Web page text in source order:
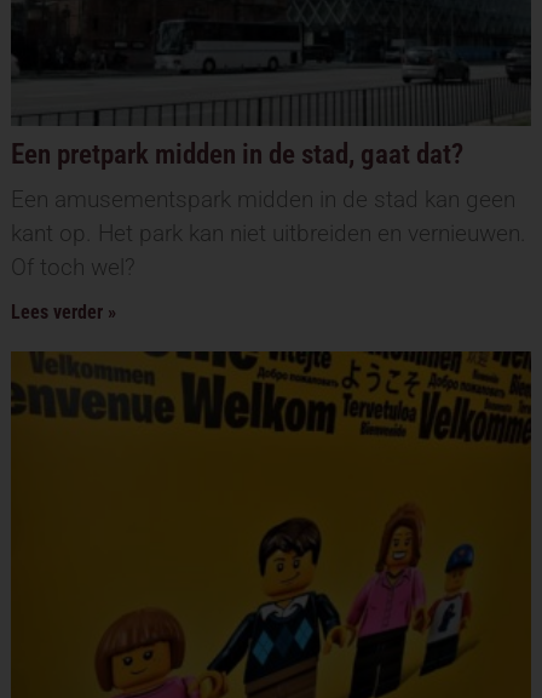
Een pretpark midden in de stad, gaat dat?
Een amusementspark midden in de stad kan geen
kant op. Het park kan niet uitbreiden en vernieuwen.
Of toch wel?
Lees verder »